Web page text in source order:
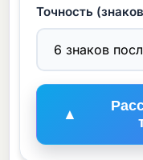
Точность
▲